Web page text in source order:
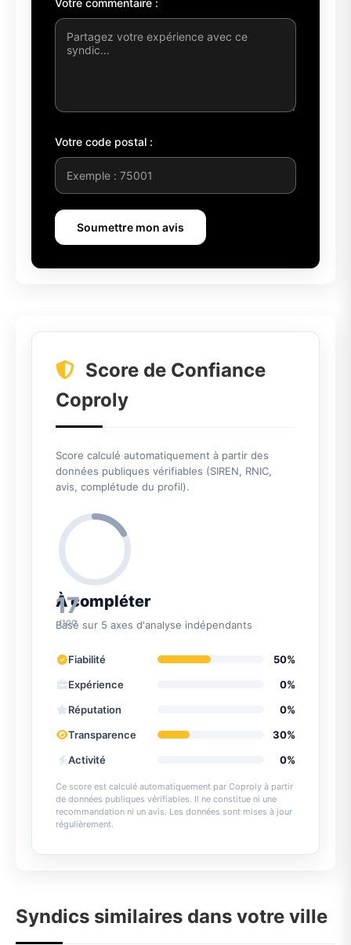
Votre commentaire :
Votre code postal :
Soumettre mon avis
Score de Confiance
Coproly
Score calculé automatiquement à partir des
données publiques vérifiables (SIREN, RNIC,
avis, complétude du profil).
17
/100
À compléter
Basé sur 5 axes d'analyse indépendants
Fiabilité
50%
Expérience
0%
Réputation
0%
Transparence
30%
Activité
0%
Ce score est calculé automatiquement par Coproly à partir
de données publiques vérifiables. Il ne constitue ni une
recommandation ni un avis. Les données sont mises à jour
régulièrement.
Syndics similaires dans votre ville